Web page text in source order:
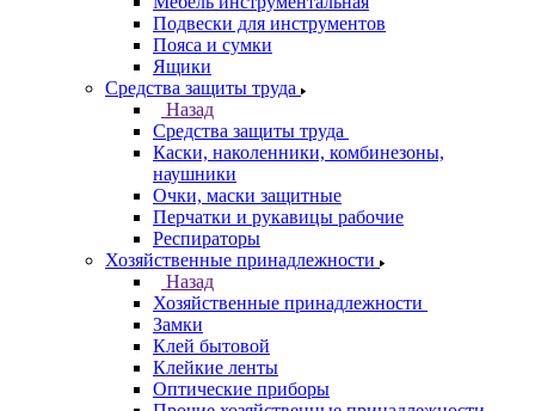
Подвески для инструментов
Пояса и сумки
Ящики
Средства защиты труда
Назад
Средства защиты труда
Каски, наколенники, комбинезоны,
наушники
Очки, маски защитные
Перчатки и рукавицы рабочие
Респираторы
Хозяйственные принадлежности
Назад
Хозяйственные принадлежности
Замки
Клей бытовой
Клейкие ленты
Оптические приборы